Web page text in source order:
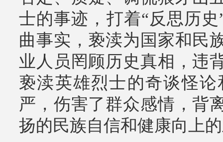
士的事迹，打着“反思历
曲事实，亵渎为国家和民
业人员罔顾历史真相，违
亵渎英雄烈士的奇谈怪
严，伤害了群众感情，背
扬的民族自信和健康向上